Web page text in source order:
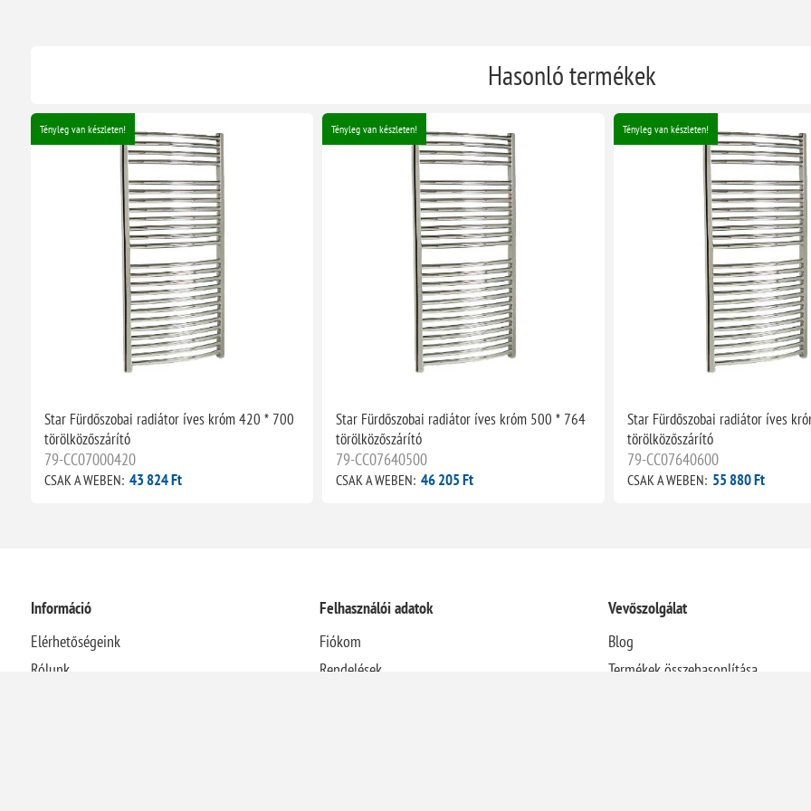
Hasonló termékek
Tényleg van készleten!
Star Fürdőszobai radiátor íves króm 420 * 700
törölközőszárító
79-CC07000420
CSAK A WEBEN: 43 824 Ft
Tényleg van készleten!
Star Fürdőszobai radiátor íves króm 500 * 764
törölközőszárító
79-CC07640500
CSAK A WEBEN: 46 205 Ft
Tényleg van készleten!
Star Fürdőszobai radiátor íves
törölközőszárító
79-CC07640600
CSAK A WEBEN: 55 880 Ft
Információ
Elérhetőségeink
Rólunk
Felhasználói adatok
Fiókom
Rendelések
Vevőszolgálat
Blog
Termékek összehasonlítása